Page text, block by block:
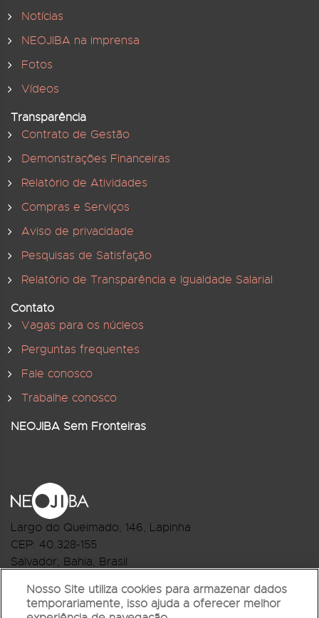
Notícias
NEOJIBA na imprensa
Fotos
Vídeos
Transparência
Contrato de Gestão
Demonstrações Financeiras
Relatório de Atividades
Compras e Serviços
Aviso de privacidade
Pesquisas de Satisfação
Relatório de Transparência e Igualdade Salarial
Contato
Vagas para os núcleos
Perguntas frequentes
Fale conosco
Trabalhe conosco
NEOJIBA Sem Fronteiras
Largo do Queimado, 146, Lapinha
CEP: 40.328-155
Salvador, Bahia, Brasil
R.Monte Castelo Nº 62, Bairro Barbalho
Nosso Site utiliza cookies para armazenar dados
temporariamente, isso ajuda a oferecer melhor